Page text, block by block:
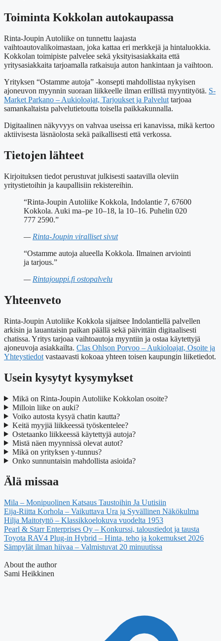
Toiminta Kokkolan autokaupassa
Rinta-Joupin Autoliike on tunnettu laajasta
vaihtoautovalikoimastaan, joka kattaa eri merkkejä ja hintaluokkia.
Kokkolan toimipiste palvelee sekä yksityisasiakkaita että
yritysasiakkaita tarjoamalla ratkaisuja auton hankintaan ja vaihtoon.
Yrityksen “Ostamme autoja” -konsepti mahdollistaa nykyisen
ajoneuvon myynnin suoraan liikkeelle ilman erillistä myyntityötä. S-
Market Parkano – Aukioloajat, Tarjoukset ja Palvelut tarjoaa
samankaltaista palvelutietoutta toisella paikkakunnalla.
Digitaalinen näkyvyys on vahvaa useissa eri kanavissa, mikä kertoo
aktiivisesta läsnäolosta sekä paikallisesti että verkossa.
Tietojen lähteet
Kirjoituksen tiedot perustuvat julkisesti saatavilla oleviin
yritystietoihin ja kaupallisiin rekistereihin.
“Rinta-Joupin Autoliike Kokkola, Indolantie 7, 67600
Kokkola. Auki ma–pe 10–18, la 10–16. Puhelin 020
777 2590.”
— Rinta-Joupin viralliset sivut
“Ostamme autoja alueella Kokkola. Ilmainen arviointi
ja tarjous.”
— Rintajouppi.fi ostopalvelu
Yhteenveto
Rinta-Joupin Autoliike Kokkola sijaitsee Indolantiellä palvellen
arkisin ja lauantaisin paikan päällä sekä päivittäin digitaalisesti
chatissa. Yritys tarjoaa vaihtoautoja myyntiin ja ostaa käytettyjä
ajoneuvoja asiakkailta. Clas Ohlson Porvoo – Aukioloajat, Osoite ja
Yhteystiedot vastaavasti kokoaa yhteen toisen kaupungin liiketiedot.
Usein kysytyt kysymykset
Mikä on Rinta-Joupin Autoliike Kokkolan osoite?
Milloin liike on auki?
Voiko autosta kysyä chatin kautta?
Keitä myyjiä liikkeessä työskentelee?
Ostetaanko liikkeessä käytettyjä autoja?
Mistä näen myynnissä olevat autot?
Mikä on yrityksen y-tunnus?
Onko sunnuntaisin mahdollista asioida?
Älä missaa
Mila – Monipuolinen Katsaus Taustoihin Ja Uutisiin
Eija-Riitta Korhola – Vaikuttava Ura ja Syvällinen Näkökulma
Hilja Maitotyttö – Klassikkoelokuva vuodelta 1953
Pearl & Starr Enterprises Oy – Konkurssi, taloustiedot ja tausta
Toyota RAV4 Plug-in Hybrid – Hinta, teho ja kokemukset 2026
Sämpylät ilman hiivaa – Valmistuvat 20 minuutissa
About the author
Sami Heikkinen